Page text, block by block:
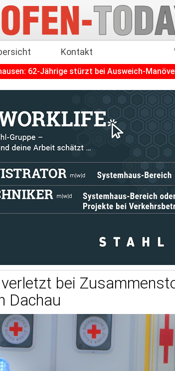
Kontakt
stürzt bei Ausweich-Manöver +++ In
bei
Dachau